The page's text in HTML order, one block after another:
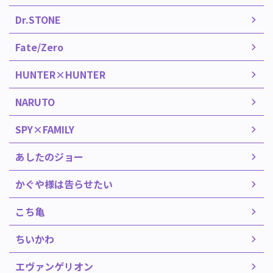
Dr.STONE
Fate/Zero
HUNTER×HUNTER
NARUTO
SPY×FAMILY
あしたのジョー
かぐや様は告らせたい
こち亀
ちいかわ
エヴァンゲリオン